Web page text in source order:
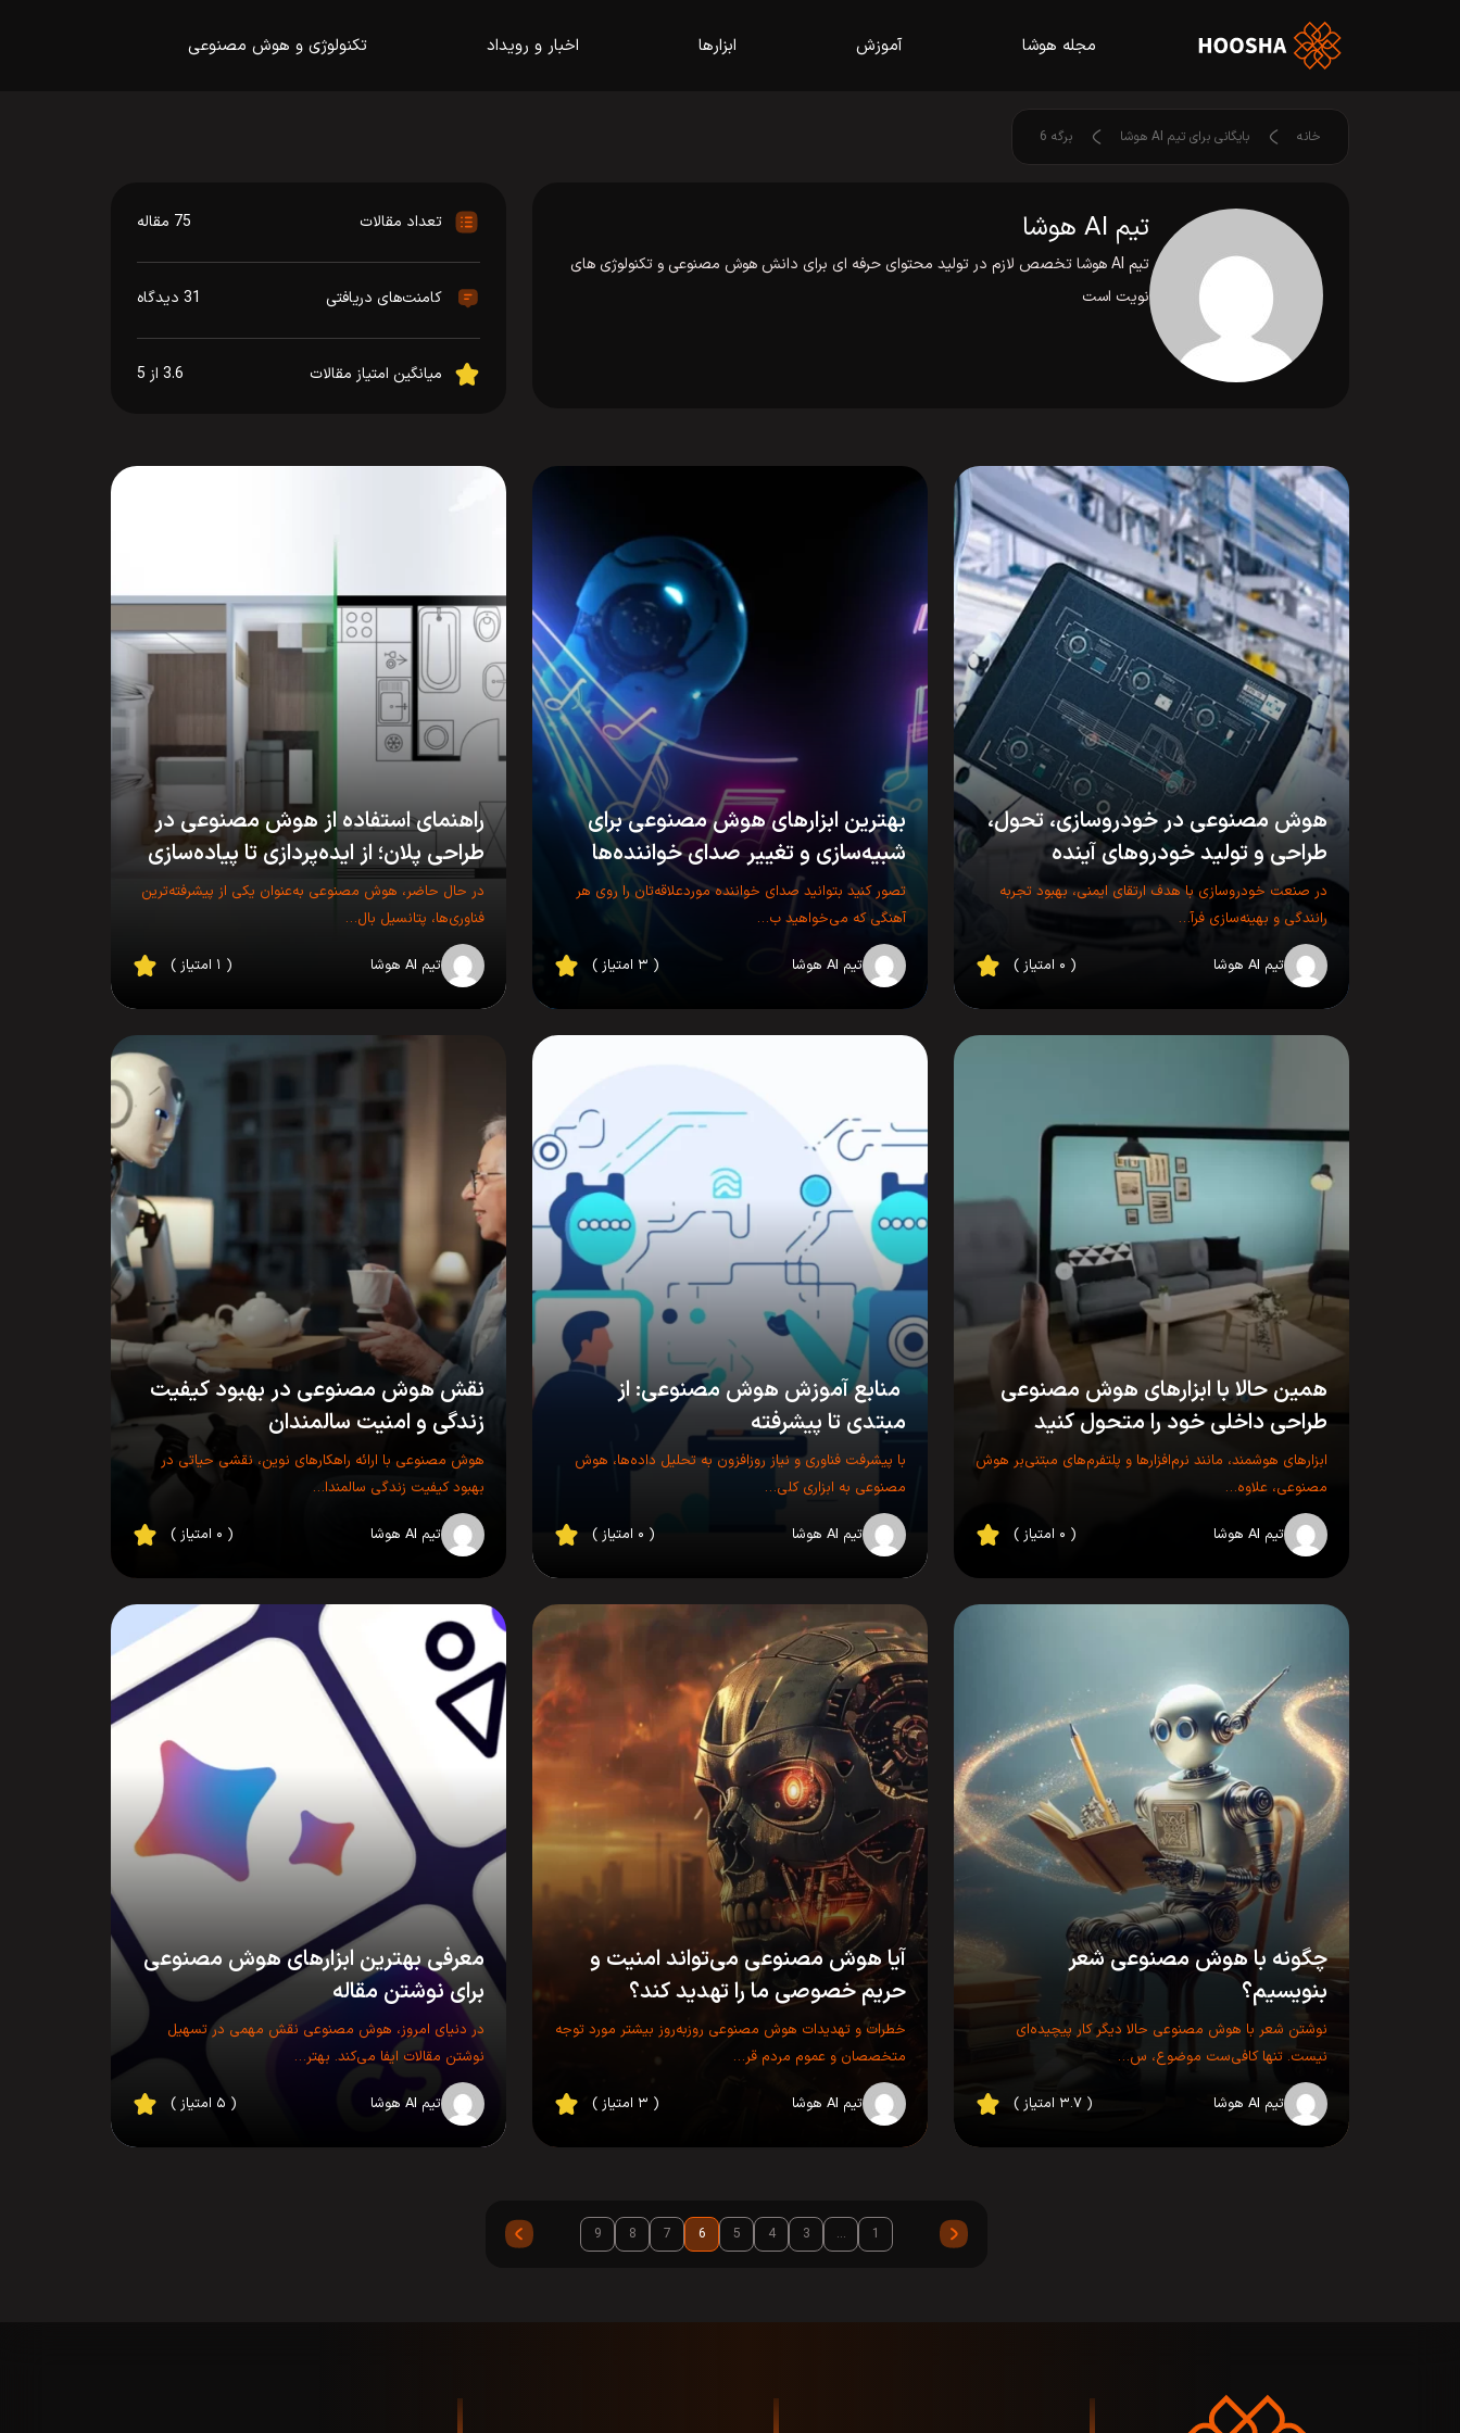
مجله هوشا آموزش ابزارها اخبار و رویداد تکنولوژی و هوش مصنوعی
خانه بایگانی برای تیم AI هوشا برگه 6
تیم AI هوشا
تیم AI هوشا تخصص لازم در تولید محتوای حرفه ای برای دانش هوش مصنوعی و تکنولوژی های
نویت است
تعداد مقالات 75 مقاله
کامنت‌های دریافتی 31 دیدگاه
میانگین امتیاز مقالات 3.6 از 5
هوش مصنوعی در خودروسازی، تحول،
طراحی و تولید خودروهای آینده
در صنعت خودروسازی با هدف ارتقای ایمنی، بهبود تجربه
رانندگی و بهینه‌سازی فرآ…
تیم AI هوشا ( ۰ امتیاز )
بهترین ابزارهای هوش مصنوعی برای
شبیه‌سازی و تغییر صدای خواننده‌ها
تصور کنید بتوانید صدای خواننده موردعلاقه‌تان را روی هر
آهنگی که می‌خواهید ب…
تیم AI هوشا ( ۳ امتیاز )
راهنمای استفاده از هوش مصنوعی در
طراحی پلان‌؛ از ایده‌پردازی تا پیاده‌سازی
در حال حاضر، هوش مصنوعی به‌عنوان یکی از پیشرفته‌ترین
فناوری‌ها، پتانسیل بال…
تیم AI هوشا ( ۱ امتیاز )
همین حالا با ابزارهای هوش مصنوعی
طراحی داخلی خود را متحول کنید
ابزارهای هوشمند، مانند نرم‌افزارها و پلتفرم‌های مبتنی‌بر هوش
مصنوعی، علاوه‌…
تیم AI هوشا ( ۰ امتیاز )
منابع آموزش هوش مصنوعی: از
مبتدی تا پیشرفته
با پیشرفت فناوری و نیاز روزافزون به تحلیل داده‌ها، هوش
مصنوعی به ابزاری کلی…
تیم AI هوشا ( ۰ امتیاز )
نقش هوش مصنوعی در بهبود کیفیت
زندگی و امنیت سالمندان
هوش مصنوعی با ارائه راهکارهای نوین، نقشی حیاتی در
بهبود کیفیت زندگی سالمندا…
تیم AI هوشا ( ۰ امتیاز )
چگونه با هوش مصنوعی شعر
بنویسیم؟
نوشتن شعر با هوش مصنوعی حالا دیگر کار پیچیده‌ای
نیست. تنها کافی‌ست موضوع، س…
تیم AI هوشا ( ۳.۷ امتیاز )
آیا هوش مصنوعی می‌تواند امنیت و
حریم خصوصی ما را تهدید کند؟
خطرات و تهدیدات هوش مصنوعی روزبه‌روز بیشتر مورد توجه
متخصصان و عموم مردم قر…
تیم AI هوشا ( ۳ امتیاز )
معرفی بهترین ابزارهای هوش مصنوعی
برای نوشتن مقاله
در دنیای امروز، هوش مصنوعی نقش مهمی در تسهیل
نوشتن مقالات ایفا می‌کند. بهتر…
تیم AI هوشا ( ۵ امتیاز )
1
…
3
4
5
6
7
8
9